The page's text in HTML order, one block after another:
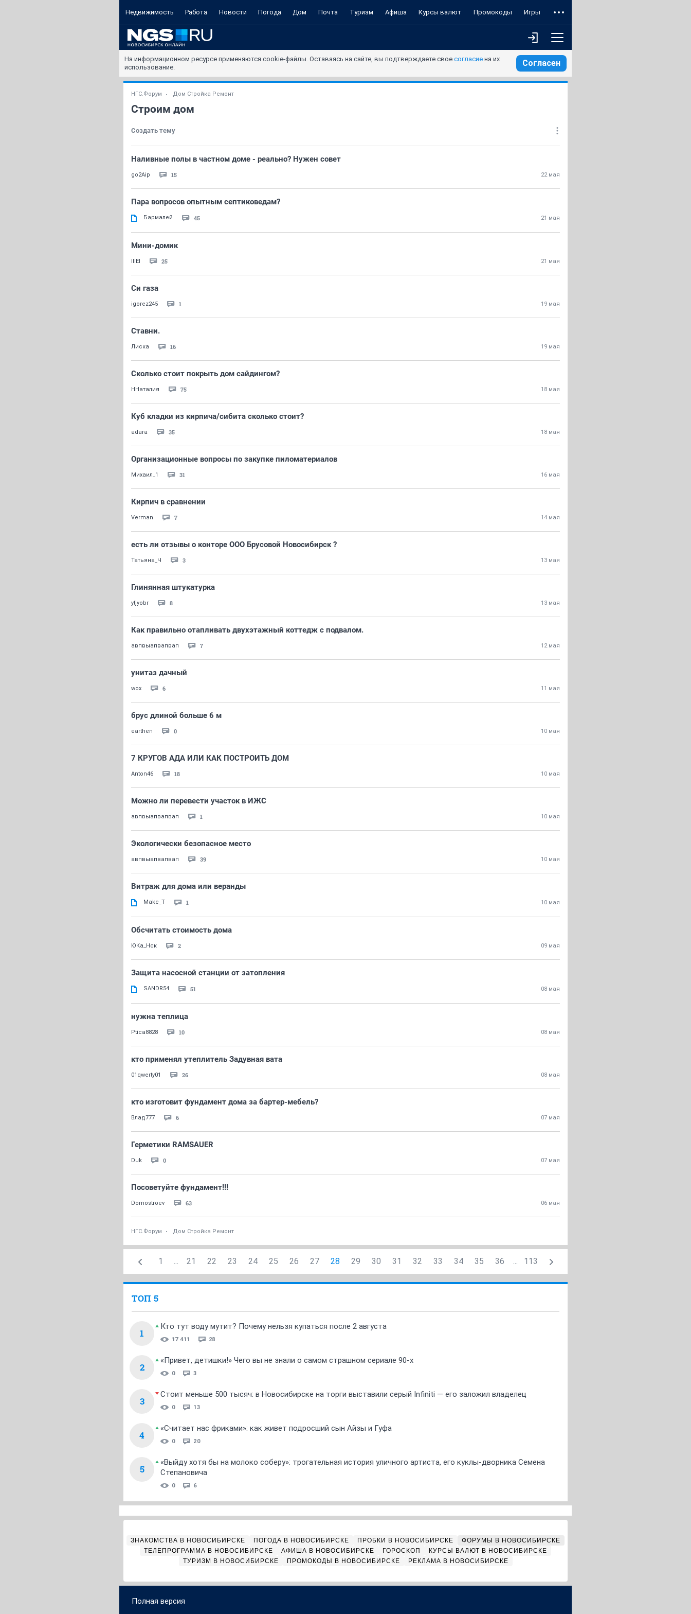
Недвижимость Работа Новости Погода Дом Почта Туризм Афиша Курсы валют Промокоды Игры
На информационном ресурсе применяются cookie-файлы. Оставаясь на сайте, вы подтверждаете свое согласие на их
использование.
Согласен
НГС.Форум Дом Стройка Ремонт
Строим дом
Создать тему
Наливные полы в частном доме - реально? Нужен совет
go2Aip 15 22 мая
Пара вопросов опытным септиковедам?
Бaрмaлей 45 21 мая
Мини-домик
lllEl 25 21 мая
Си газа
igorez245 1 19 мая
Ставни.
Лиска 16 19 мая
Сколько стоит покрыть дом сайдингом?
ННаталия 75 18 мая
Куб кладки из кирпича/сибита сколько стоит?
adara 35 18 мая
Организационные вопросы по закупке пиломатериалов
Михаил_1 31 16 мая
Кирпич в сравнении
Verman 7 14 мая
есть ли отзывы о конторе ООО Брусовой Новосибирск ?
Татьяна_Ч 3 13 мая
Глинянная штукатурка
ytjyobr 8 13 мая
Как правильно отапливать двухэтажный коттедж с подвалом.
авпвыапвапвап 7 12 мая
унитаз дачный
wox 6 11 мая
брус длиной больше 6 м
earthen 0 10 мая
7 КРУГОВ АДА ИЛИ КАК ПОСТРОИТЬ ДОМ
Anton46 18 10 мая
Можно ли перевести участок в ИЖС
авпвыапвапвап 1 10 мая
Экологически безопасное место
авпвыапвапвап 39 10 мая
Витраж для дома или веранды
Makc_T 1 10 мая
Обсчитать стоимость дома
ЮКа_Нск 2 09 мая
Защита насосной станции от затопления
SANDR54 51 08 мая
нужна теплица
Ptica8828 10 08 мая
кто применял утеплитель Задувная вата
01qwerty01 26 08 мая
кто изготовит фундамент дома за бартер-мебель?
Влад777 6 07 мая
Герметики RAMSAUER
Duk 0 07 мая
Посоветуйте фундамент!!!
Domostroev 63 06 мая
НГС.Форум Дом Стройка Ремонт
1 ... 21 22 23 24 25 26 27 28 29 30 31 32 33 34 35 36 ... 113
ТОП 5
1
Кто тут воду мутит? Почему нельзя купаться после 2 августа
17 411 28
2
«Привет, детишки!» Чего вы не знали о самом страшном сериале 90-х
0 3
3
Стоит меньше 500 тысяч: в Новосибирске на торги выставили серый Infiniti — его заложил владелец
0 13
4
«Считает нас фриками»: как живет подросший сын Айзы и Гуфа
0 20
5
«Выйду хотя бы на молоко соберу»: трогательная история уличного артиста, его куклы-дворника Семена
Степановича
0 6
ЗНАКОМСТВА В НОВОСИБИРСКЕ ПОГОДА В НОВОСИБИРСКЕ ПРОБКИ В НОВОСИБИРСКЕ
ФОРУМЫ В НОВОСИБИРСКЕ
ТЕЛЕПРОГРАММА В НОВОСИБИРСКЕ
АФИША В НОВОСИБИРСКЕ ГОРОСКОП
КУРСЫ ВАЛЮТ В НОВОСИБИРСКЕ
ТУРИЗМ В НОВОСИБИРСКЕ
ПРОМОКОДЫ В НОВОСИБИРСКЕ РЕКЛАМА В НОВОСИБИРСКЕ
Полная версия